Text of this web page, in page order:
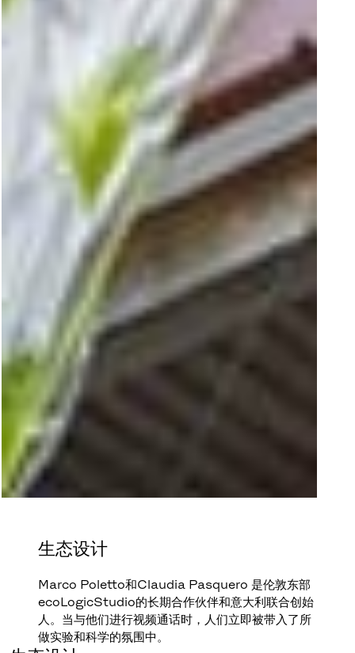
生态设计
Marco Poletto和Claudia Pasquero 是伦敦东部
ecoLogicStudio的长期合作伙伴和意大利联合创始
人。当与他们进行视频通话时，人们立即被带入了所
做实验和科学的氛围中。